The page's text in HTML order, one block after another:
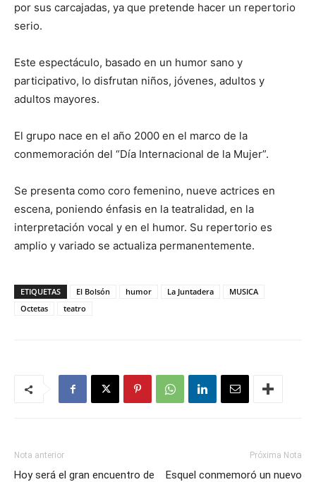
por sus carcajadas, ya que pretende hacer un repertorio
serio.
Este espectáculo, basado en un humor sano y
participativo, lo disfrutan niños, jóvenes, adultos y
adultos mayores.
El grupo nace en el año 2000 en el marco de la
conmemoración del “Día Internacional de la Mujer”.
Se presenta como coro femenino, nueve actrices en
escena, poniendo énfasis en la teatralidad, en la
interpretación vocal y en el humor. Su repertorio es
amplio y variado se actualiza permanentemente.
ETIQUETAS El Bolsón humor La Juntadera
MUSICA
Octetas
teatro
Nota anterior
Hoy será el gran encuentro de
Próxima Nota
Esquel conmemoró un nuevo